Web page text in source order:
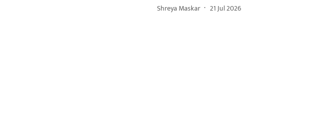
Shreya Maskar 21 Jul 2026